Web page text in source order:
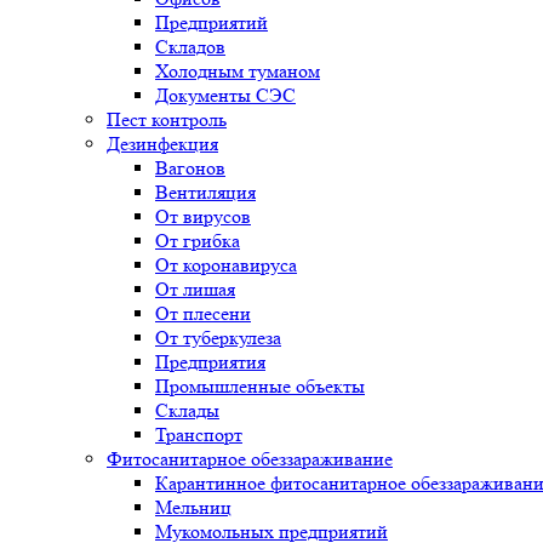
Предприятий
Складов
Холодным туманом
Документы СЭС
Пест контроль
Дезинфекция
Вагонов
Вентиляция
От вирусов
От грибка
От коронавируса
От лишая
От плесени
От туберкулеза
Предприятия
Промышленные объекты
Склады
Транспорт
Фитосанитарное обеззараживание
Карантинное фитосанитарное
Мельниц
Мукомольных предприятий